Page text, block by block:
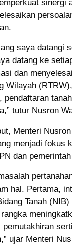
sinergi
saya datangi
datang ke
dan
Wilayah
pendaftaran
tutur Nusron
Menteri
menjadi fokus
dan
hal. Pertama,
Tanah
pemutakhiran
ujar Menteri